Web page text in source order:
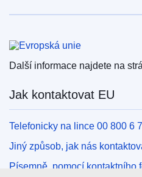
Další informace najdete na
Jak kontaktovat EU
Telefonicky na lince 00 800 6
Jiný způsob, jak nás
Písemně, pomocí kontaktního